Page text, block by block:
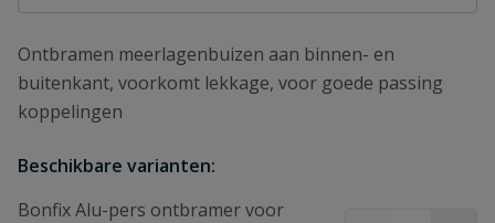
Ontbramen meerlagenbuizen aan binnen- en
buitenkant, voorkomt lekkage, voor goede passing
koppelingen
Beschikbare varianten:
Bonfix Alu-pers ontbramer voor